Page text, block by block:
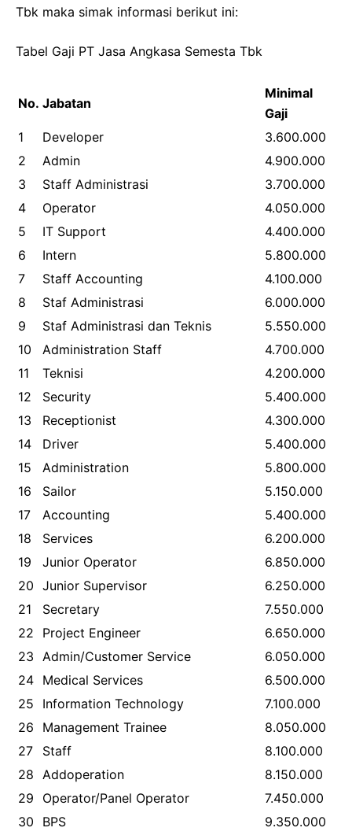
Tbk maka simak informasi berikut ini:
Tabel Gaji PT Jasa Angkasa Semesta Tbk
No. Jabatan
Minimal
Gaji
1
Developer
3.600.000
2
Admin
4.900.000
3
Staff Administrasi
3.700.000
4
Operator
4.050.000
5
IT Support
4.400.000
6
Intern
5.800.000
7
Staff Accounting
4.100.000
8
Staf Administrasi
6.000.000
9
Staf Administrasi dan Teknis
5.550.000
10
Administration Staff
4.700.000
11
Teknisi
4.200.000
12
Security
5.400.000
13
Receptionist
4.300.000
14
Driver
5.400.000
15
Administration
5.800.000
16
Sailor
5.150.000
17
Accounting
5.400.000
18
Services
6.200.000
19
Junior Operator
6.850.000
20 Junior Supervisor
6.250.000
21
Secretary
7.550.000
22
Project Engineer
6.650.000
23
Admin/Customer Service
6.050.000
24 Medical Services
6.500.000
25
Information Technology
7.100.000
26
Management Trainee
8.050.000
27
Staff
8.100.000
28
Addoperation
8.150.000
29
Operator/Panel Operator
7.450.000
30
BPS
9.350.000